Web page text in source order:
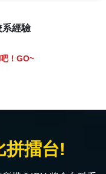
系經驗
！GO~
拼擂台!